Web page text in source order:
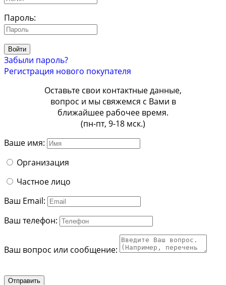
Пароль:
Войти
Забыли пароль?
Регистрация нового покупателя
Оставьте свои контактные данные,
вопрос и мы свяжемся с Вами в
ближайшее рабочее время.
(пн-пт, 9-18 мск.)
Ваше имя:
Организация
Частное лицо
Ваш Email:
Ваш телефон:
Ваш вопрос или сообщение:
Отправить